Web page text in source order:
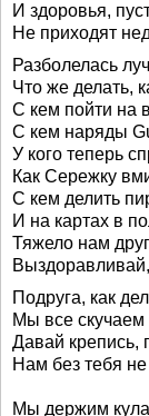
И здоровья,
Не приходят
Разболелась
Что же делать,
С кем пойти на
С кем наряды
У кого теперь
Как Сережку
С кем делить
И на картах в
Тяжело нам
Подруга, как
Мы все скучаем
Давай крепись,
Нам без тебя не
Мы держим